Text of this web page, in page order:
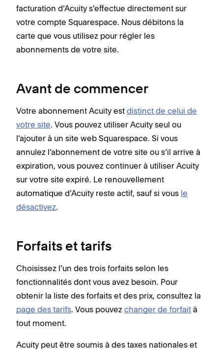
facturation d’Acuity s’effectue directement sur
votre compte Squarespace. Nous débitons la
carte que vous utilisez pour régler les
abonnements de votre site.
Avant de commencer
Votre abonnement Acuity est distinct de celui de
votre site. Vous pouvez utiliser Acuity seul ou
l’ajouter à un site web Squarespace. Si vous
annulez l’abonnement de votre site ou s’il arrive à
expiration, vous pouvez continuer à utiliser Acuity
sur votre site expiré. Le renouvellement
automatique d’Acuity reste actif, sauf si vous le
désactivez.
Forfaits et tarifs
Choisissez l’un des trois forfaits selon les
fonctionnalités dont vous avez besoin. Pour
obtenir la liste des forfaits et des prix, consultez la
page des tarifs. Vous pouvez changer de forfait à
tout moment.
Acuity peut être soumis à des taxes nationales et